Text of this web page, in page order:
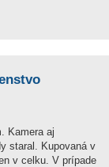
Kamera aj
staral. Kupovaná v
v celku. V prípade